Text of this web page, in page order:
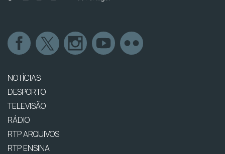
NOTÍCIAS
DESPORTO
TELEVISÃO
RÁDIO
RTP ARQUIVOS
RTP ENSINA